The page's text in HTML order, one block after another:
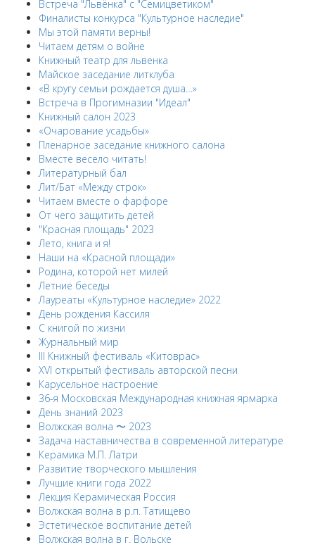
Встреча "Львёнка" с "Семицветиком"
Финалисты конкурса "Культурное наследие"
Мы этой памяти верны!
Читаем детям о войне
Книжный театр для львенка
Майское заседание литклуба
«В кругу семьи рождается душа…»
Встреча в Прогимназии "Идеал"
Книжный салон 2023
«Очарование усадьбы»
Пленарное заседание книжного салона
Вместе весело читать!
Литературный бал
Лит/Бат «Между строк»
Читаем вместе о фарфоре
От чего защитить детей
"Красная площадь" 2023
Лето, книга и я!
Наши на «Красной площади»
Родина, которой нет милей
Летние беседы
Лауреаты «Культурное наследие» 2022
День рождения Кассиля
С книгой по жизни
Журнальный мир
III Книжный фестиваль «Китоврас»
ХVI открытый фестиваль авторской песни
Карусельное настроение
36-я Московская Международная книжная ярмарка
День знаний 2023
Волжская волна 〜 2023
Задача наставничества в современной литературе
Керамика М.П. Латри
Развитие творческого мышления
Лучшие книги года 2022
Лекция Керамическая Россия
Волжская волна в р.п. Татищево
Эстетическое воспитание детей
Волжская волна в г. Вольске